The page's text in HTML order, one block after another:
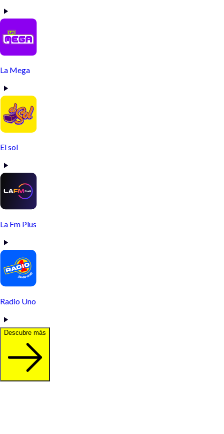
La Mega
El sol
La Fm Plus
Radio Uno
Descubre más